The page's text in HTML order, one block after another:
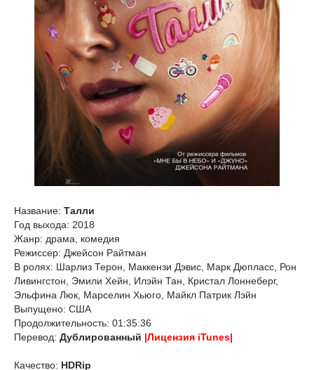
Название: Талли
Год выхода: 2018
Жанр: драма, комедия
Режиссер: Джейсон Райтман
В ролях: Шарлиз Терон, Маккензи Дэвис, Марк Дюпласс, Рон
Ливингстон, Эмили Хейн, Илэйн Тан, Кристал Лоннеберг,
Эльфина Люк, Марселин Хьюго, Майкл Патрик Лэйн
Выпущено: США
Продолжительность: 01:35:36
Перевод: Дублированный |Лицензия iTunes|
Качество: HDRip